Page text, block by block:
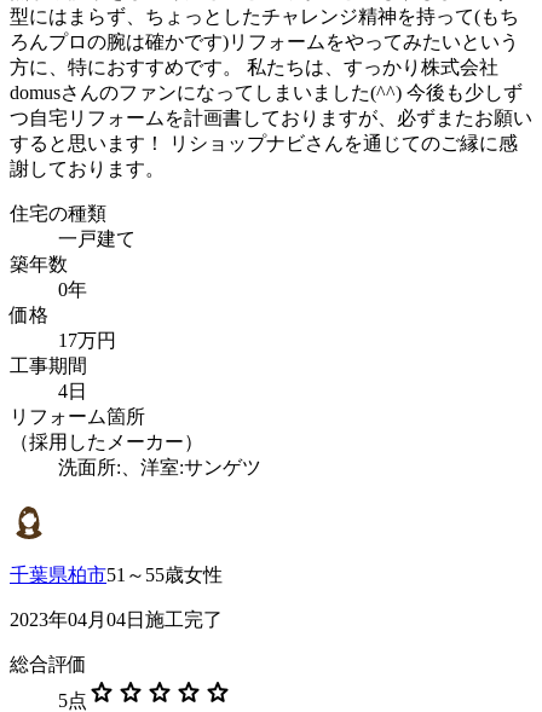
型にはまらず、ちょっとしたチャレンジ精神を持って(もち
ろんプロの腕は確かです)リフォームをやってみたいという
方に、特におすすめです。 私たちは、すっかり株式会社
domusさんのファンになってしまいました(^^) 今後も少しず
つ自宅リフォームを計画書しておりますが、必ずまたお願い
すると思います！ リショップナビさんを通じてのご縁に感
謝しております。
住宅の種類
一戸建て
築年数
0年
価格
17万円
工事期間
4日
リフォーム箇所
（採用したメーカー）
洗面所:、洋室:サンゲツ
千葉県柏市51～55歳女性
2023年04月04日施工完了
総合評価
5点 star star star star star